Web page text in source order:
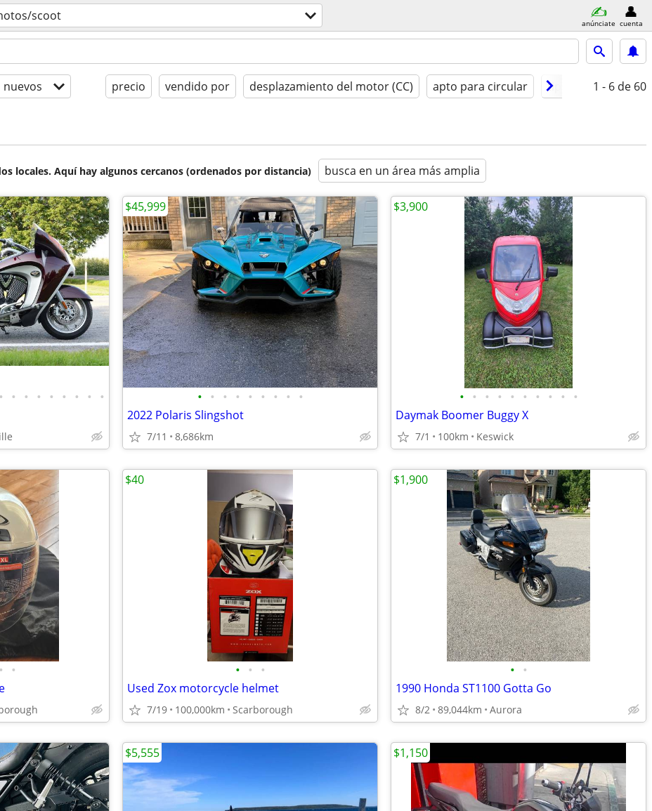
scoot anúnciate cuenta
nuevos precio vendido por desplazamiento del motor (CC) apto para circular tipo año modelo
1 - 6 de 60
locales. Aquí hay algunos cercanos (ordenados por distancia) busca en un área más amplia
• • • • • • • • • • • • • • • • • •
2022 Polaris Slingshot
7/11 8,686km
$45,999
• • • • • • • • • •
Daymak Boomer Buggy X
7/1 100km Keswick
$3,900
• • • • •
Used Zox motorcycle helmet
7/19 100,000km Scarborough
$40
• •
1990 Honda ST1100 Gotta Go
8/2 89,044km Aurora
$1,900
$5,555 $1,150